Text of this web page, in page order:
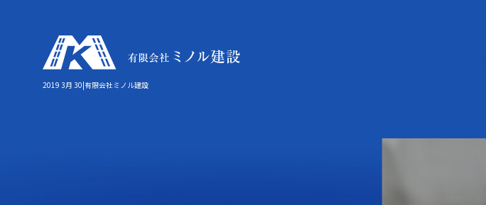
2019 3月 30|有限会社ミノル建設